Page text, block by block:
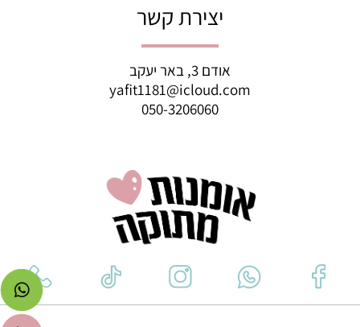
יצירת קשר
אודם 3, באר יעקב
yafit1181@icloud.com
050-3206060